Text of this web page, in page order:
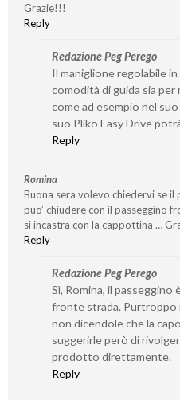
Grazie!!!
Reply
Redazione Peg Perego
Il maniglione regolabile
comodità di guida sia
come ad esempio nel
suo Pliko Easy Drive
Reply
Romina
Buona sera volevo chiedervi se
puo’ chiudere con il passeggino
si incastra con la cappottina …
Reply
Redazione Peg Perego
Sì, Romina, il
fronte strada. Purtroppo
non dicendole che la
suggerirle però di
prodotto direttamente.
Reply